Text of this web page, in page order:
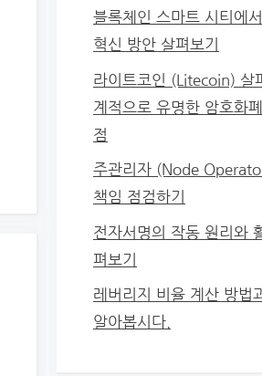
블록체인 스마트 시티에
혁신 방안 살펴보기
라이트코인 (Litecoin) 살
계적으로 유명한 암호화
점
주관리자 (Node
책임 점검하기
전자서명의 작동 원리와
펴보기
레버리지 비율 계산 방법
알아봅시다.